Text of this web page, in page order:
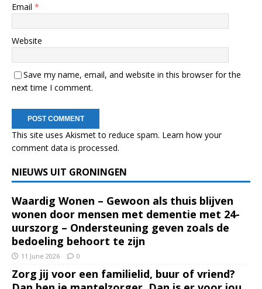
Email *
Website
Save my name, email, and website in this browser for the
next time I comment.
This site uses Akismet to reduce spam. Learn how your
comment data is processed.
NIEUWS UIT GRONINGEN
Waardig Wonen – Gewoon als thuis blijven
wonen door mensen met dementie met 24-
uurszorg – Ondersteuning geven zoals de
bedoeling behoort te zijn
11 June 2026 0
Zorg jij voor een familielid, buur of vriend?